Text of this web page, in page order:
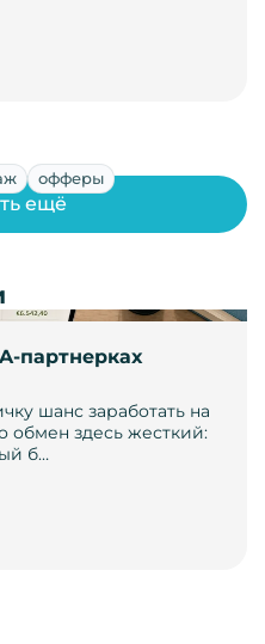
офферы
партнерках
шанс заработать на
обмен здесь жесткий:
б…
ещё